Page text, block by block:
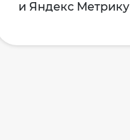
и Яндекс Метрику